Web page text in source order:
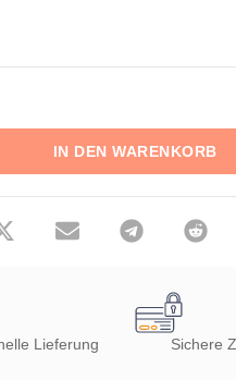
IN DEN WARENKORB
Lieferung Sichere